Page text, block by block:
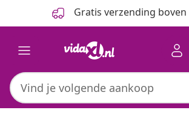
Gratis verzending boven